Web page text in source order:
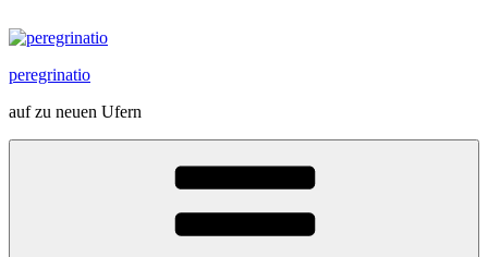
Inhalt
peregrinatio
auf zu neuen Ufern